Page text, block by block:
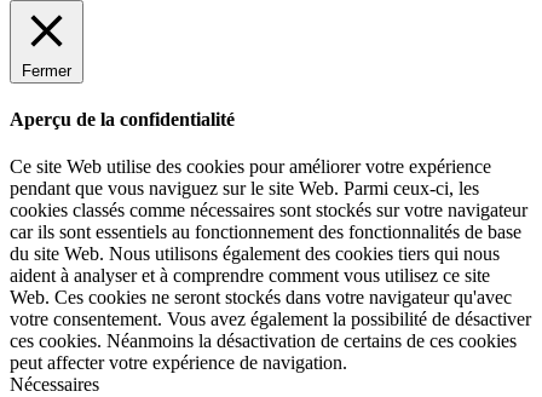
Fermer
Aperçu de la confidentialité
Ce site Web utilise des cookies pour améliorer votre expérience
pendant que vous naviguez sur le site Web. Parmi ceux-ci, les
cookies classés comme nécessaires sont stockés sur votre navigateur
car ils sont essentiels au fonctionnement des fonctionnalités de base
du site Web. Nous utilisons également des cookies tiers qui nous
aident à analyser et à comprendre comment vous utilisez ce site
Web. Ces cookies ne seront stockés dans votre navigateur qu'avec
votre consentement. Vous avez également la possibilité de désactiver
ces cookies. Néanmoins la désactivation de certains de ces cookies
peut affecter votre expérience de navigation.
Nécessaires